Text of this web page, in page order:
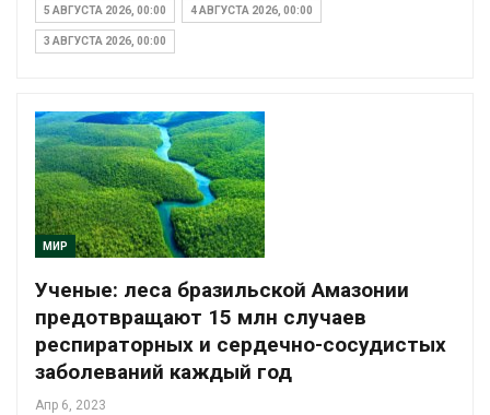
5 АВГУСТА 2026, 00:00 4 АВГУСТА 2026, 00:00
3 АВГУСТА 2026, 00:00
МИР
Ученые: леса бразильской Амазонии
предотвращают 15 млн случаев
респираторных и сердечно-сосудистых
заболеваний каждый год
Апр 6, 2023